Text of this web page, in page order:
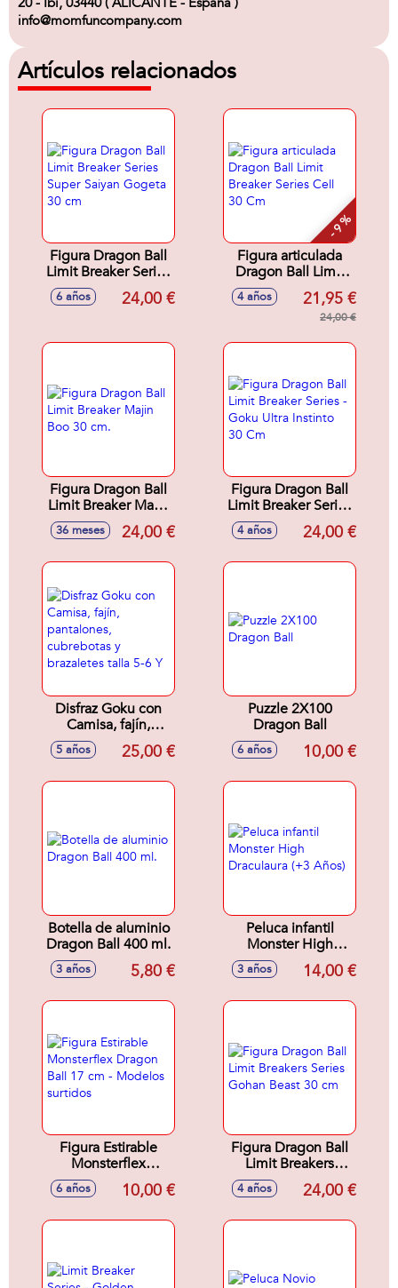
info@momfuncompany.com
Artículos relacionados
Figura Dragon Ball
Limit Breaker Series
Super Saiyan
Gogeta 30 cm
6 años 24,00 €
- 9 %
Figura articulada
Dragon Ball Limit
Breaker Series Cell
30 Cm
4 años 21,95 €
24,00 €
Figura Dragon Ball
Limit Breaker Majin
Boo 30 cm.
36 meses 24,00 €
Figura Dragon Ball
Limit Breaker Series
- Goku Ultra Instinto
30 Cm
4 años 24,00 €
Disfraz Goku con
Camisa, fajín,
pantalones,
cubrebotas y
5 años 25,00 €
Puzzle 2X100
Dragon Ball
6 años 10,00 €
Botella de aluminio
Dragon Ball 400 ml.
3 años 5,80 €
Peluca infantil
Monster High
Draculaura (+3
Años)
3 años 14,00 €
Figura Estirable
Monsterflex
Dragon Ball 17 cm -
Modelos surtidos
6 años 10,00 €
Figura Dragon Ball
Limit Breakers
Series Gohan Beast
30 cm
4 años 24,00 €